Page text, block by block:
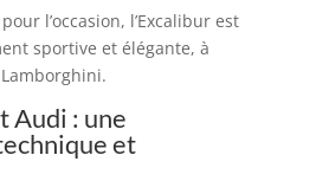
l’occasion, l’Excalibur est
sportive et élégante, à
Audi : une
et